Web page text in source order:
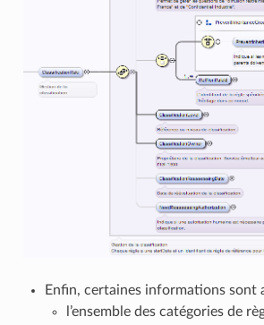
Enfin, certaines informations sont
l’ensemble des catégories de